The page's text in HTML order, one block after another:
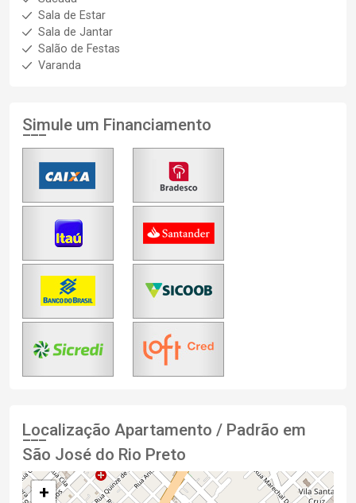
Sala de Estar
Sala de Jantar
Salão de Festas
Varanda
Simule um Financiamento
Localização Apartamento / Padrão em
São José do Rio Preto
+